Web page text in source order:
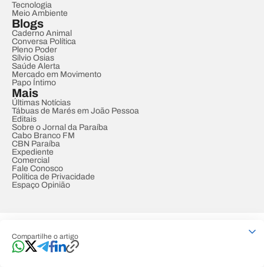
Compartilhe o artigo
Tecnologia
Meio Ambiente
Blogs
Caderno Animal
Conversa Política
Pleno Poder
Sílvio Osias
Saúde Alerta
Mercado em Movimento
Papo Íntimo
Mais
Últimas Notícias
Tábuas de Marés em João Pessoa
Editais
Sobre o Jornal da Paraíba
Cabo Branco FM
CBN Paraíba
Expediente
Comercial
Fale Conosco
Política de Privacidade
Espaço Opinião
Developed by Designed by